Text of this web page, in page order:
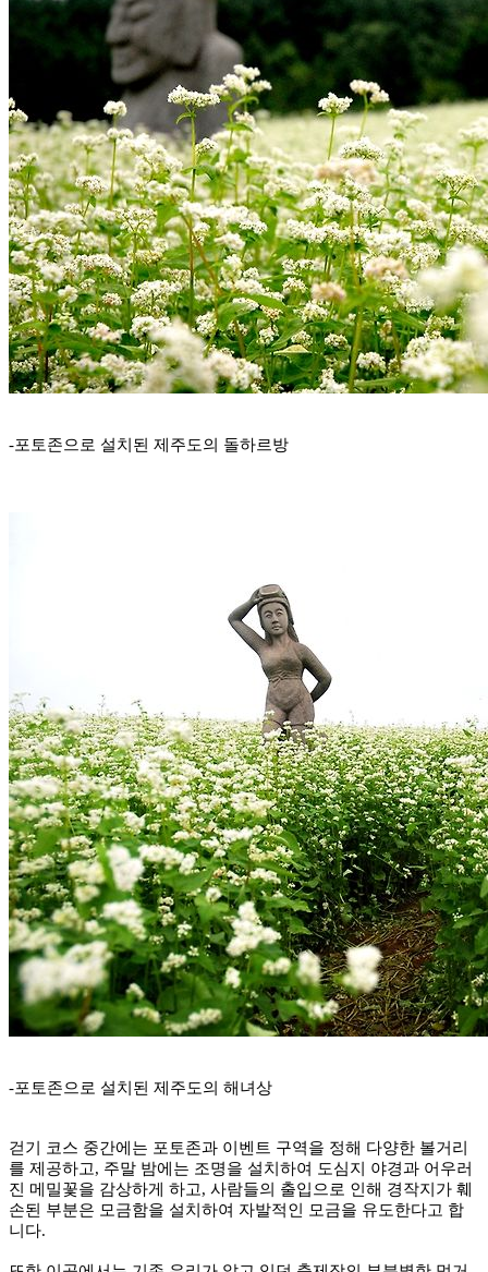
-포토존으로 설치된 제주도의 돌하르방
-포토존으로 설치된 제주도의 해녀상
걷기 코스 중간에는 포토존과 이벤트 구역을 정해 다양한 볼거리
를 제공하고, 주말 밤에는 조명을 설치하여 도심지 야경과 어우러
진 메밀꽃을 감상하게 하고, 사람들의 출입으로 인해 경작지가 훼
손된 부분은 모금함을 설치하여 자발적인 모금을 유도한다고 합
니다.